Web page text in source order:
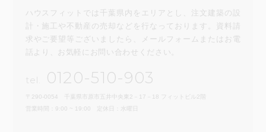
ハウスフィットでは千葉県内をエリアとし、注文建築の設
計・施工や不動産の売却などを行なっております。資料請
求やご要望等ございましたら、メールフォームまたはお電
話より、お気軽にお問い合わせください。
tel. 0120-510-903
〒290-0054 千葉県市原市五井中央東2－17－18 フィットビル2階
営業時間：9:00 ~ 19:00 定休日：水曜日